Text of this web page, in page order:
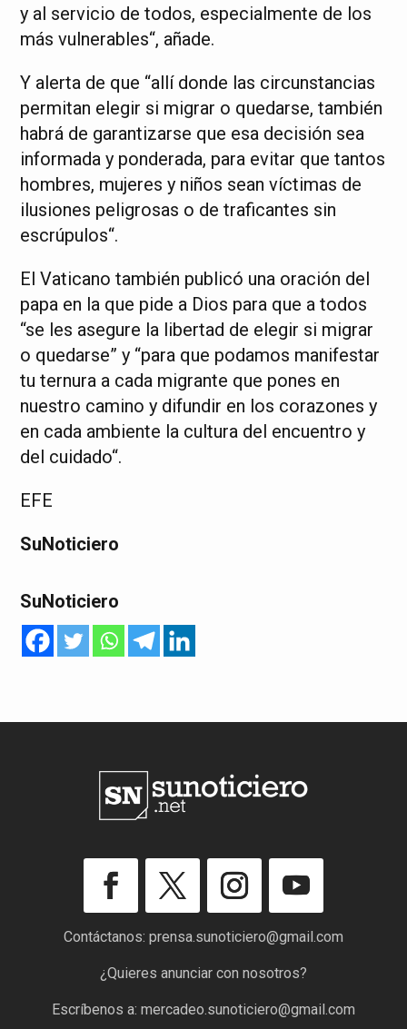
y al servicio de todos, especialmente de los
más vulnerables“, añade.
Y alerta de que “allí donde las circunstancias
permitan elegir si migrar o quedarse, también
habrá de garantizarse que esa decisión sea
informada y ponderada, para evitar que tantos
hombres, mujeres y niños sean víctimas de
ilusiones peligrosas o de traficantes sin
escrúpulos“.
El Vaticano también publicó una oración del
papa en la que pide a Dios para que a todos
“se les asegure la libertad de elegir si migrar
o quedarse” y “para que podamos manifestar
tu ternura a cada migrante que pones en
nuestro camino y difundir en los corazones y
en cada ambiente la cultura del encuentro y
del cuidado“.
EFE
SuNoticiero
SuNoticiero
Contáctanos: prensa.sunoticiero@gmail.com
¿Quieres anunciar con nosotros?
Escríbenos a: mercadeo.sunoticiero@gmail.com